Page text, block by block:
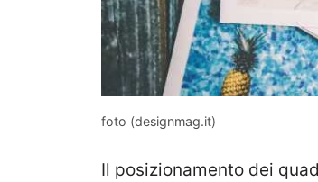
foto (designmag.it)
Il posizionamento dei